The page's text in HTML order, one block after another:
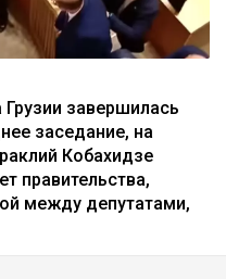
завершилась
заседание, на
Кобахидзе
правительства,
между депутатами,